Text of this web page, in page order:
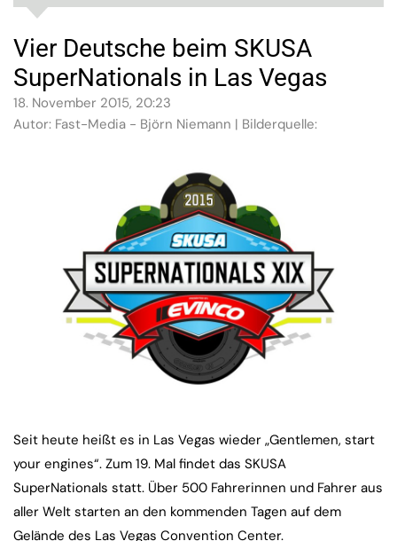
Vier Deutsche beim SKUSA
SuperNationals in Las Vegas
18. November 2015, 20:23
Autor: Fast-Media - Björn Niemann | Bilderquelle:
Seit heute heißt es in Las Vegas wieder „Gentlemen, start
your engines“. Zum 19. Mal findet das SKUSA
SuperNationals statt. Über 500 Fahrerinnen und Fahrer aus
aller Welt starten an den kommenden Tagen auf dem
Gelände des Las Vegas Convention Center.